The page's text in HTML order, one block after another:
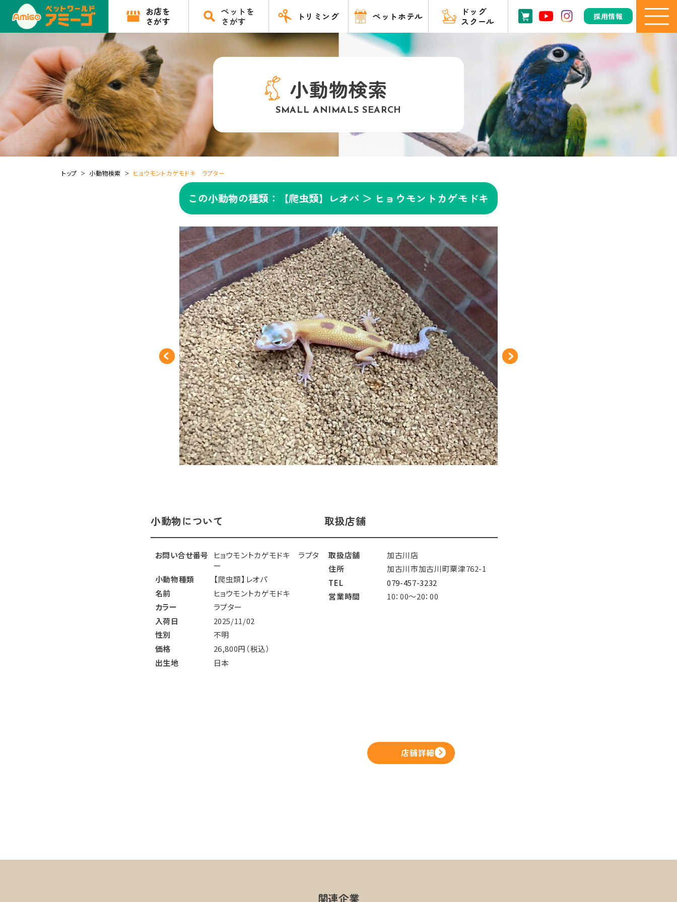
お店を
さがす
ペットを
さがす
トリミング ペットホテル
ドッグ
スクール
採用情報
小動物検索
SMALL ANIMALS SEARCH
トップ 小動物検索 ヒョウモントカゲモドキ ラプター
この小動物の種類：【爬虫類】レオパ ＞ ヒョウモントカゲモドキ
小動物について
お問い合せ番号
ヒョウモントカゲモドキ ラプタ
ー
小動物種類
【爬虫類】レオパ
名前
ヒョウモントカゲモドキ
カラー
ラプター
入荷日
2025/11/02
性別
不明
価格
26,800円（税込）
出生地
日本
取扱店舗
取扱店舗
加古川店
住所
加古川市加古川町粟津762-1
TEL
079-457-3232
営業時間
10：00～20：00
店舗詳細
関連企業